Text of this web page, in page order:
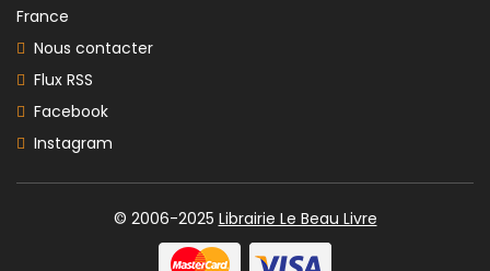
France
Nous contacter
Flux RSS
Facebook
Instagram
© 2006-2025 Librairie Le Beau Livre